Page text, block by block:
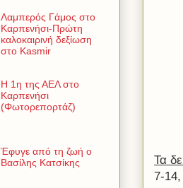
Τα
7-
Λαμπερός Γάμος στο
Καρπενήσι-Πρώτη
καλοκαιρινή δεξίωση
στο Kasmir
Η 1η της ΑΕΛ στο
Καρπενήσι
(Φωτορεπορτάζ)
Έφυγε από τη ζωή ο
Βασίλης Κατσίκης